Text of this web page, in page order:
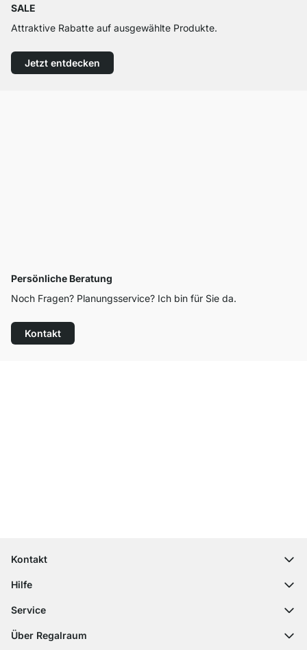
SALE
Attraktive Rabatte auf ausgewählte Produkte.
Jetzt entdecken
Persönliche Beratung
Noch Fragen? Planungsservice? Ich bin für Sie da.
Kontakt
Kontakt
contact@regalraum.com
Kontaktformular
Hilfe
Häufige Fragen
Versandinformationen
Service
Regalplaner
Über Regalraum